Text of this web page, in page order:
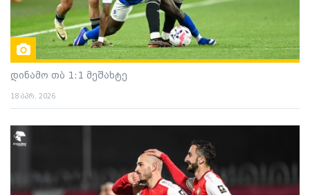
დინამო თბ 1:1 მეშახტე
18 აპრ. 2026